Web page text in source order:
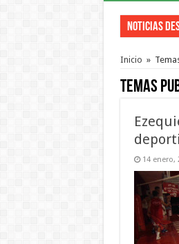
Noticias
Inicio »
Temas
14 enero,